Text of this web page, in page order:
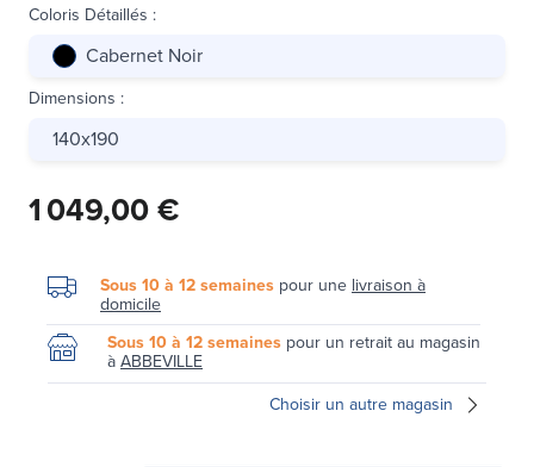
Coloris Détaillés :
Cabernet Noir
Dimensions :
140x190
1 049,00 €
Sous 10 à 12 semaines pour une livraison à
domicile
Sous 10 à 12 semaines pour un retrait au magasin
àABBEVILLE
Choisir un autre magasin